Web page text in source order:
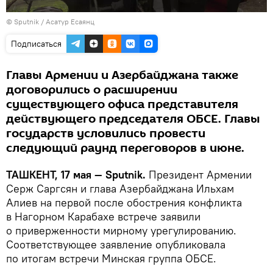
© Sputnik / Асатур Есаянц
Подписаться
Главы Армении и Азербайджана также
договорились о расширении
существующего офиса представителя
действующего председателя ОБСЕ. Главы
государств условились провести
следующий раунд переговоров в июне.
ТАШКЕНТ, 17 мая — Sputnik. Президент Армении
Серж Саргсян и глава Азербайджана Ильхам
Алиев на первой после обострения конфликта
в Нагорном Карабахе встрече заявили
о приверженности мирному урегулированию.
Соответствующее заявление опубликовала
по итогам встречи Минская группа ОБСЕ.